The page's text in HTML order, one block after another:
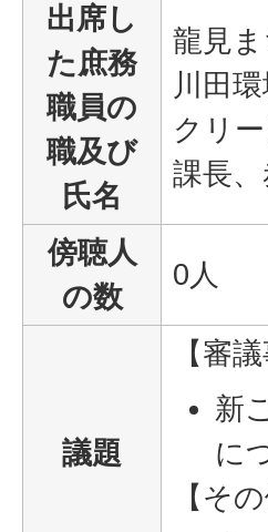
出席し
た庶務
職員の
職及び
氏名
龍見
川田
クリ
課長
傍聴人
の数
0人
議題
【審
新
に
【その